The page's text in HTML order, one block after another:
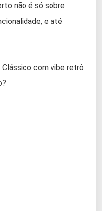
não é só sobre
e até
Clássico com vibe retrô